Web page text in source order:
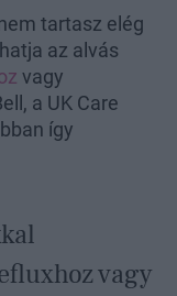
tartasz elég
az alvás
vagy
a UK Care
így
vagy